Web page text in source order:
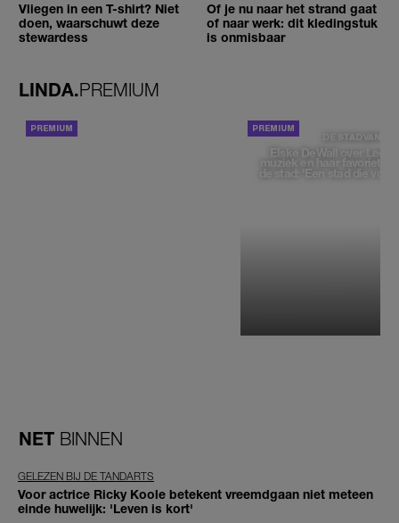
Vliegen in een T-shirt? Niet
doen, waarschuwt deze
stewardess
Of je nu naar het strand gaat
of naar werk: dit kledingstuk
is onmisbaar
LINDA.PREMIUM
DE STAD VAN
Elske DeWall over
muziek en haar favoriete
de stad: 'Een stad die
NET BINNEN
GELEZEN BIJ DE TANDARTS
Voor actrice Ricky Koole betekent vreemdgaan niet meteen
einde huwelijk: 'Leven is kort'